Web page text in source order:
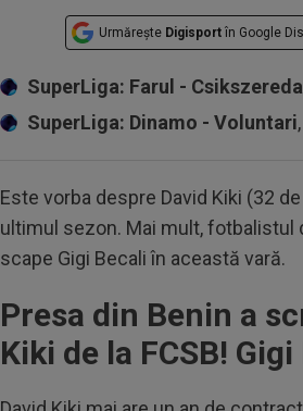
Urmărește Digisport în Google
SuperLiga: Farul - Csikszereda
SuperLiga: Dinamo - Voluntari
Este vorba despre David Kiki (32
ultimul sezon. Mai mult, fotbalistul
scape Gigi Becali în această vară.
Presa din Benin a
Kiki de la FCSB!